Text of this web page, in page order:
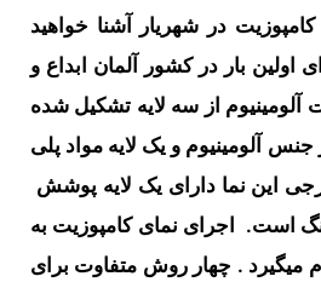
در شهریار آشنا خواهید
اولین بار در کشور آلمان ابداع و
آلومینیوم از سه لایه تشکیل شده
آلومینیوم و یک لایه مواد پلی
این نما دارای یک لایه پوشش
اجرای نمای کامپوزیت به
میگیرد . چهار روش متفاوت برای